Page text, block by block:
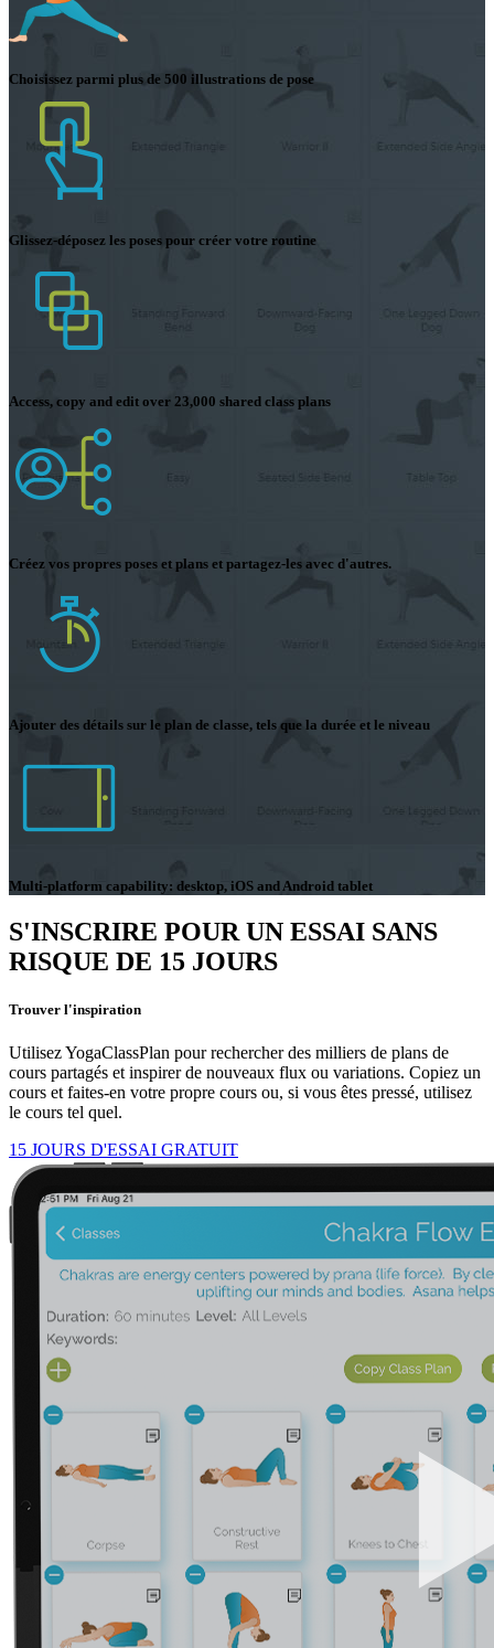
Choisissez parmi plus de 500 illustrations de pose
Glissez-déposez les poses pour créer votre routine
Access, copy and edit over 23,000 shared class plans
Créez vos propres poses et plans et partagez-les avec d'autres.
Ajouter des détails sur le plan de classe, tels que la durée et le niveau
Multi-platform capability: desktop, iOS and Android tablet
S'INSCRIRE POUR UN ESSAI SANS
RISQUE DE 15 JOURS
Trouver l'inspiration
Utilisez YogaClassPlan pour rechercher des milliers de plans de
cours partagés et inspirer de nouveaux flux ou variations. Copiez un
cours et faites-en votre propre cours ou, si vous êtes pressé, utilisez
le cours tel quel.
15 JOURS D'ESSAI GRATUIT